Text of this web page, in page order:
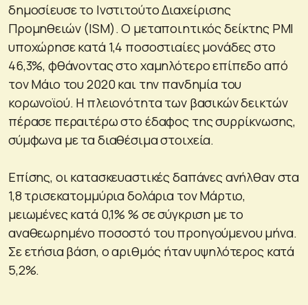
δημοσίευσε το Ινστιτούτο Διαχείρισης
Προμηθειών (ISM). Ο μεταποιητικός δείκτης PMI
υποχώρησε κατά 1,4 ποσοστιαίες μονάδες στο
46,3%, φθάνοντας στο χαμηλότερο επίπεδο από
τον Μάιο του 2020 και την πανδημία του
κορωνοϊού. Η πλειονότητα των βασικών δεικτών
πέρασε περαιτέρω στο έδαφος της συρρίκνωσης,
σύμφωνα με τα διαθέσιμα στοιχεία.
Επίσης, οι κατασκευαστικές δαπάνες ανήλθαν στα
1,8 τρισεκατομμύρια δολάρια τον Μάρτιο,
μειωμένες κατά 0,1% % σε σύγκριση με το
αναθεωρημένο ποσοστό του προηγούμενου μήνα.
Σε ετήσια βάση, ο αριθμός ήταν υψηλότερος κατά
5,2%.